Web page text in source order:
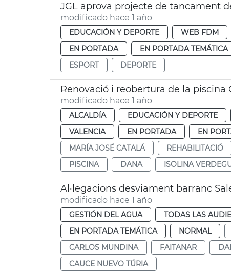
JGL aprova projecte de tancament
modificado hace 1 año
EDUCACIÓN Y DEPORTE WEB FDM
EN PORTADA
EN PORTADA TEMÁTICA
ESPORT
DEPORTE
Renovació i reobertura de la piscina
modificado hace 1 año
ALCALDÍA EDUCACIÓN Y DEPORTE
VALENCIA
EN PORTADA EN
MARÍA JOSÉ CATALÁ
REHABILITACIÓ
PISCINA
DANA ISOLINA
Al·legacions desviament barranc
modificado hace 1 año
GESTIÓN DEL AGUA TODAS LAS
EN PORTADA TEMÁTICA
NORMAL
CARLOS MUNDINA
FAITANAR
CAUCE NUEVO TÚRIA